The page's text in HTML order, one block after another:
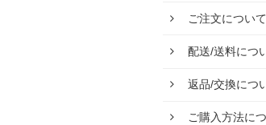
ご注文について
配送/送料につ
返品/交換につ
ご購入方法に